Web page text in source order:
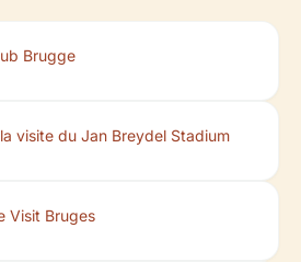
Brugge
visite du Jan Breydel Stadium
Visit Bruges